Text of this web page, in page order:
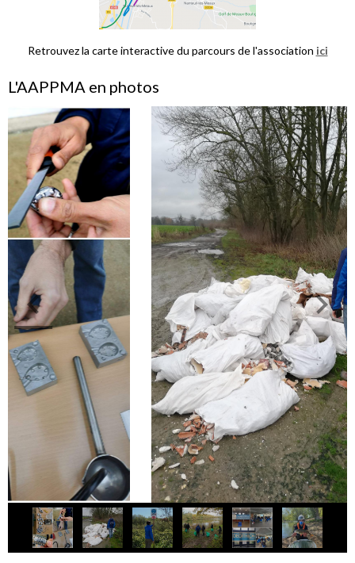
Retrouvez la carte interactive du parcours de l'association ici
L'AAPPMA en photos